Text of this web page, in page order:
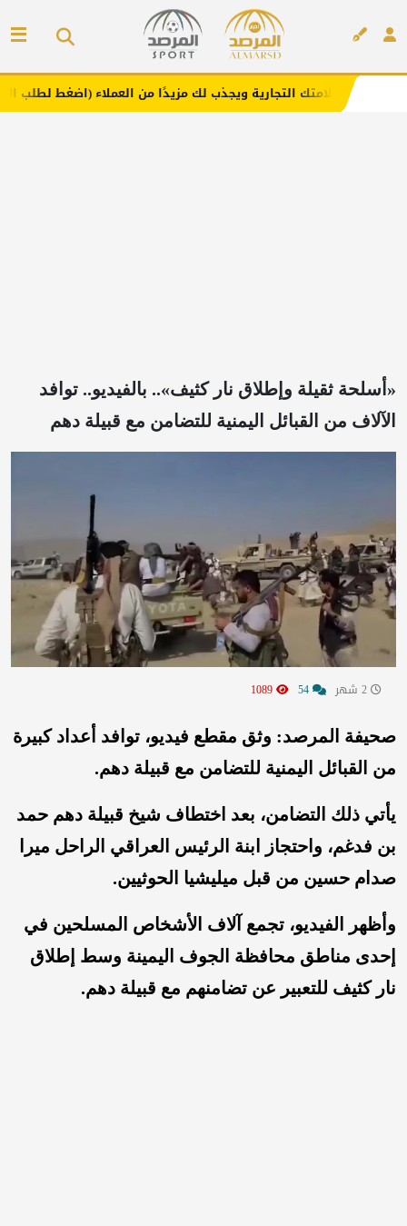
التجارية ويجذب لك مزيدًا من العملاء (اضغط لطلب الإعلان)
«أسلحة ثقيلة وإطلاق نار كثيف».. بالفيديو.. توافد
الآلاف من القبائل اليمنية للتضامن مع قبيلة دهم
صحيفة المرصد: وثق مقطع فيديو، توافد أعداد كبيرة
من القبائل اليمنية للتضامن مع قبيلة دهم.
يأتي ذلك التضامن، بعد اختطاف شيخ قبيلة دهم حمد
بن فدغم، واحتجاز ابنة الرئيس العراقي الراحل ميرا
صدام حسين من قبل ميليشيا الحوثيين.
وأظهر الفيديو، تجمع آلاف الأشخاص المسلحين في
إحدى مناطق محافظة الجوف اليمينة وسط إطلاق
نار كثيف للتعبير عن تضامنهم مع قبيلة دهم.